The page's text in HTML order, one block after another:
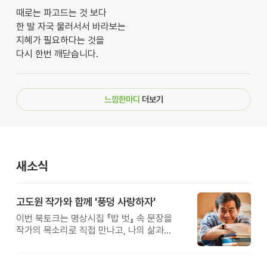
때로는 파고드는 것 보다
한 발 자국 물러서서 바라보는
지혜가 필요하다는 것을
다시 한번 깨닫습니다.
느낌한마디 더보기
새소식
고도원 작가와 함께 '풍덩 사랑하자'
이번 북토크는 명상시집 『밥 벗』 속 문장을
작가의 목소리로 직접 만나고, 나의 삶과